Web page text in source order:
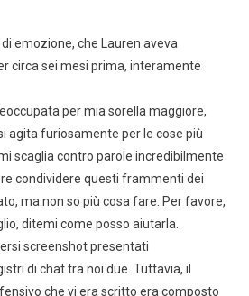
emozione, che Lauren aveva
circa sei mesi prima, interamente
per mia sorella maggiore,
agita furiosamente per le cose più
scaglia contro parole incredibilmente
condividere questi frammenti dei
ma non so più cosa fare. Per favore,
ditemi come posso aiutarla.
screenshot presentati
di chat tra noi due. Tuttavia, il
che vi era scritto era composto